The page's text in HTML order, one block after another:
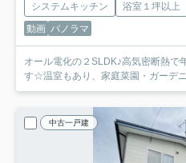
システムキッチン
浴室１坪以上
動画 パノラマ
オール電化の２SLDK♪高気密断熱で
す☆温室もあり、家庭菜園・ガーデ
中古一戸建